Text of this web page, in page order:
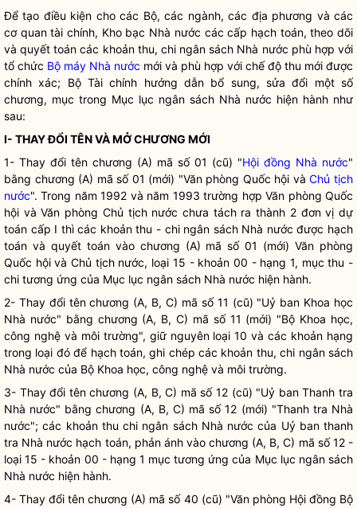
Để tạo điều kiện cho các Bộ, các ngành, các địa phương và các
cơ quan tài chính, Kho bạc Nhà nước các cấp hạch toán, theo dõi
và quyết toán các khoản thu, chi ngân sách Nhà nước phù hợp với
tổ chức Bộ máy Nhà nước mới và phù hợp với chế độ thu mới được
chính xác; Bộ Tài chính hướng dẫn bổ sung, sửa đổi một số
chương, mục trong Mục lục ngân sách Nhà nước hiện hành như
sau:
I- THAY ĐỔI TÊN VÀ MỞ CHƯƠNG MỚI
1- Thay đổi tên chương (A) mã số 01 (cũ) "Hội đồng Nhà nước"
bằng chương (A) mã số 01 (mới) "Văn phòng Quốc hội vàChủ tịch
nước". Trong năm 1992 và năm 1993 trường hợp Văn phòng Quốc
hội và Văn phòng Chủ tịch nước chưa tách ra thành 2 đơn vị dự
toán cấp I thì các khoản thu - chi ngân sách Nhà nước được hạch
toán và quyết toán vào chương (A) mã số 01 (mới) Văn phòng
Quốc hộivàChủ tịch nước, loại 15 - khoản 00 - hạng 1, mục thu -
chi tương ứng của Mục lục ngân sách Nhà nước hiện hành.
2- Thay đổi tên chương (A, B, C) mã số 11 (cũ) "Uỷ ban Khoa học
Nhà nước" bằng chương (A, B, C) mã số 11 (mới) "Bộ Khoa học,
công nghệ và môi trường", giữ nguyên loại 10 và các khoản hạng
trong loại đó để hạch toán, ghi chép các khoản thu, chi ngân sách
Nhà nước của Bộ Khoa học, công nghệ và môi trường.
3- Thay đổi tên chương (A, B, C) mã số 12 (cũ) "Uỷ ban Thanh tra
Nhà nước" bằng chương (A, B, C) mã số 12 (mới) "Thanh tra Nhà
nước"; các khoản thu chi ngân sách Nhà nước của Uỷ ban thanh
tra Nhà nước hạch toán, phản ánh vào chương (A, B, C) mã số 12 -
loại 15 - khoản 00 - hạng 1 mục tương ứng của Mục lục ngân sách
Nhà nước hiện hành.
4- Thay đổi tên chương (A) mã số 40 (cũ) "Văn phòng Hội đồng Bộ